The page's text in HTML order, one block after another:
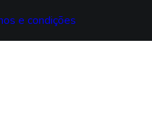
e condições